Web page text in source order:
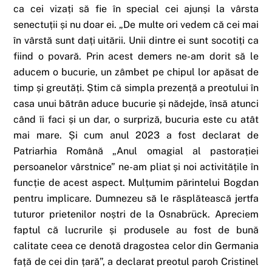
ca cei vizați să fie în special cei ajunși la vârsta
senectuții și nu doar ei. „De multe ori vedem că cei mai
în vârstă sunt dați uitării. Unii dintre ei sunt socotiți ca
fiind o povară. Prin acest demers ne-am dorit să le
aducem o bucurie, un zâmbet pe chipul lor apăsat de
timp și greutăți. Știm că simpla prezență a preotului în
casa unui bătrân aduce bucurie și nădejde, însă atunci
când îi faci și un dar, o surpriză, bucuria este cu atât
mai mare. Și cum anul 2023 a fost declarat de
Patriarhia Română „Anul omagial al pastorației
persoanelor vârstnice” ne-am pliat și noi activitățile în
funcție de acest aspect. Mulțumim părintelui Bogdan
pentru implicare. Dumnezeu să le răsplătească jertfa
tuturor prietenilor noștri de la Osnabrück. Apreciem
faptul că lucrurile și produsele au fost de bună
calitate ceea ce denotă dragostea celor din Germania
față de cei din țară”, a declarat preotul paroh Cristinel